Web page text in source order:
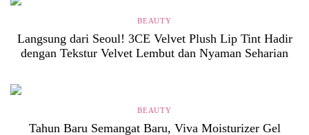
BEAUTY
Langsung dari Seoul! 3CE Velvet Plush Lip Tint Hadir
dengan Tekstur Velvet Lembut dan Nyaman Seharian
BEAUTY
Tahun Baru Semangat Baru, Viva Moisturizer Gel